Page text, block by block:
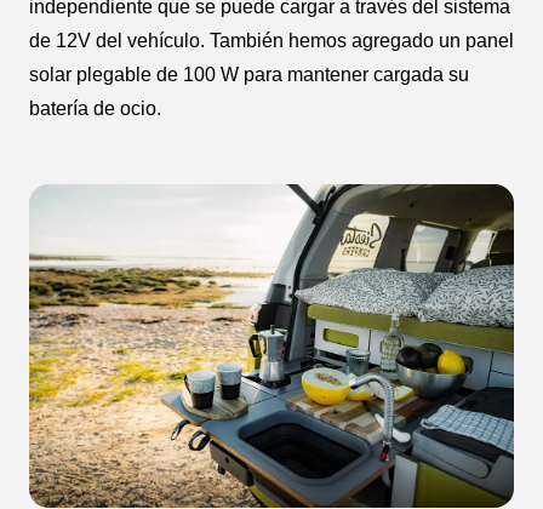
independiente que se puede cargar a través del sistema
de 12V del vehículo. También hemos agregado un panel
solar plegable de 100 W para mantener cargada su
batería de ocio.